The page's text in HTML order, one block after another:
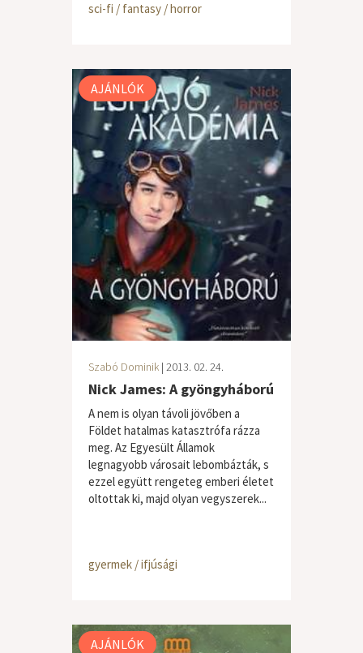
sci-fi / fantasy / horror
AJÁNLÓK
Szabó Dominik | 2013. 02. 24.
Nick James: A gyöngyháború
A nem is olyan távoli jövőben a
Földet hatalmas katasztrófa rázza
meg. Az Egyesült Államok
legnagyobb városait lebombázták, s
ezzel együtt rengeteg emberi életet
oltottak ki, majd olyan vegyszerek...
gyermek / ifjúsági
AJÁNLÓK